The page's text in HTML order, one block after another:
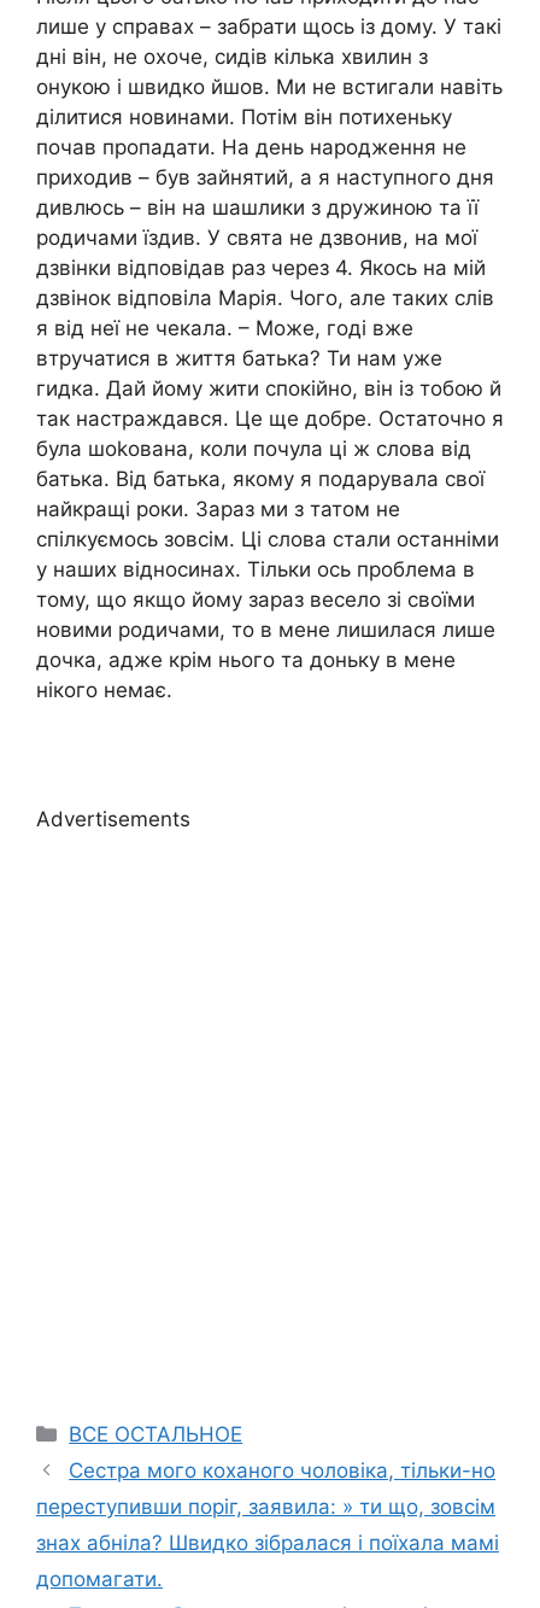
лише у справах – забрати щось із дому. У такі
дні він, не охоче, сидів кілька хвилин з
онукою і швидко йшов. Ми не встигали навіть
ділитися новинами. Потім він потихеньку
почав пропадати. На день народження не
приходив – був зайнятий, а я наступного дня
дивлюсь – він на шашлики з дружиною та її
родичами їздив. У свята не дзвонив, на мої
дзвінки відповідав раз через 4. Якось на мій
дзвінок відповіла Марія. Чого, але таких слів
я від неї не чекала. – Може, годі вже
втручатися в життя батька? Ти нам уже
гидка. Дай йому жити спокійно, він із тобою й
так настраждався. Це ще добре. Остаточно я
була шоkована, коли почула ці ж слова від
батька. Від батька, якому я подарувала свої
найкращі роки. Зараз ми з татом не
спілкуємось зовсім. Ці слова стали останніми
у наших відносинах. Тільки ось проблема в
тому, що якщо йому зараз весело зі своїми
новими родичами, то в мене лишилася лише
дочка, адже крім нього та доньку в мене
нікого немає.
Advertisements
Categories
ВСЕ ОСТАЛЬНОЕ
Сестра мого коханого чоловіка, тільки-но
переступивши поріг, заявила: » ти що, зовсім
знах абніла? Швидко зібралася і поїхала мамі
допомагати.